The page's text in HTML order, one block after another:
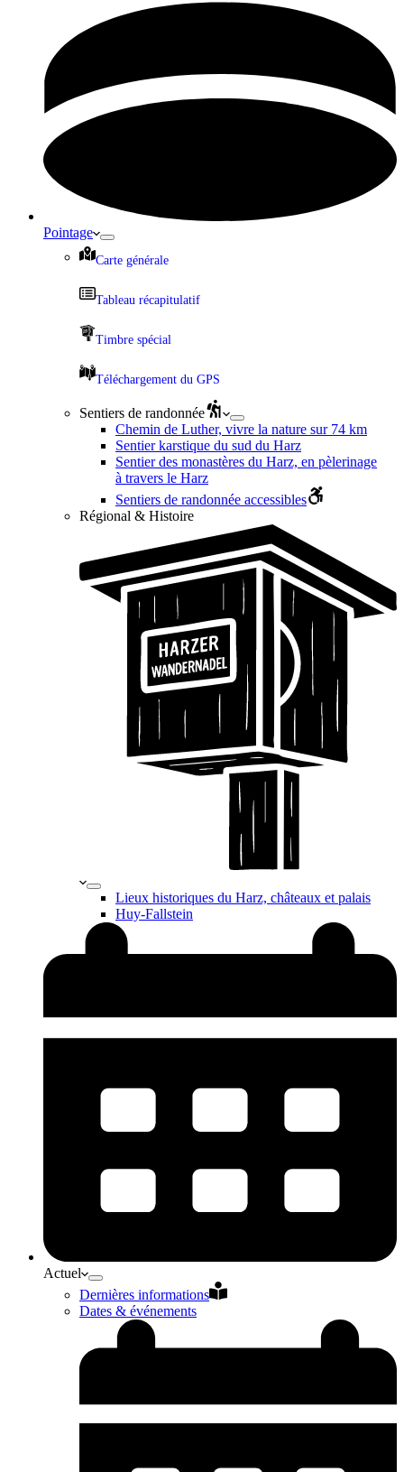
Pointage
Carte générale
Tableau récapitulatif
Timbre spécial
Téléchargement du GPS
Sentiers de randonnée
Chemin de Luther, vivre la nature sur 74 km
Sentier karstique du sud du Harz
Sentier des monastères du Harz, en pèlerinage
à travers le Harz
Sentiers de randonnée accessibles
Régional & Histoire
Lieux historiques du Harz, châteaux et palais
Huy-Fallstein
Actuel
Dernières informations
Dates & événements